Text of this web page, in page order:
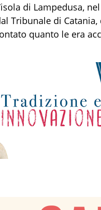
di Lampedusa,
Tribunale di
quanto le era